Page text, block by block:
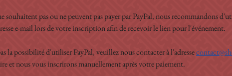
souhaitent pas ou ne peuvent pas payer par PayPal, nous recommandons
e-mail lors de votre inscription afin de recevoir le lien pour l'événement.
la possibilité d'utiliser PayPal, veuillez nous contacter à l'adresse
et nous vous inscrirons manuellement après votre paiement.